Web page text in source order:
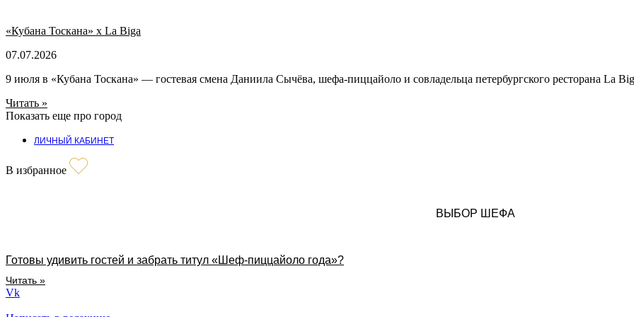
«Кубана Тоскана» х La Biga
07.07.2026
9 июля в «Кубана Тоскана» — гостевая смена Даниила Сычёва, шефа-пиццайоло и совладельца петербургского ресторана La
Читать »
Показать еще про город
ЛИЧНЫЙ КАБИНЕТ
В избранное
ВЫБОР ШЕФА
Готовы удивить гостей и забрать титул «Шеф-пиццайоло года»?
Читать »
Vk